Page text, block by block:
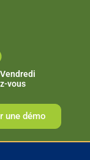
vous
une démo